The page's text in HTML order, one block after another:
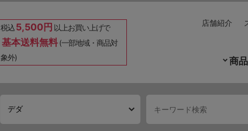
税込5,500円 以上お買い上げで
基本送料無料(一部地域・商品対
象外)
店舗紹介
商